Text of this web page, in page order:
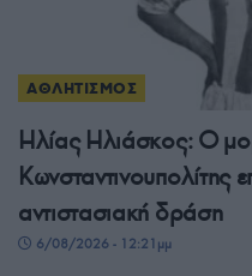
ΑΘΛΗΤΙΣΜΟΣ
Ηλίας Ηλιάσκος: Ο
Κωνσταντινουπολίτης
αντιστασιακή δράση
6/08/2026 - 12:21μμ